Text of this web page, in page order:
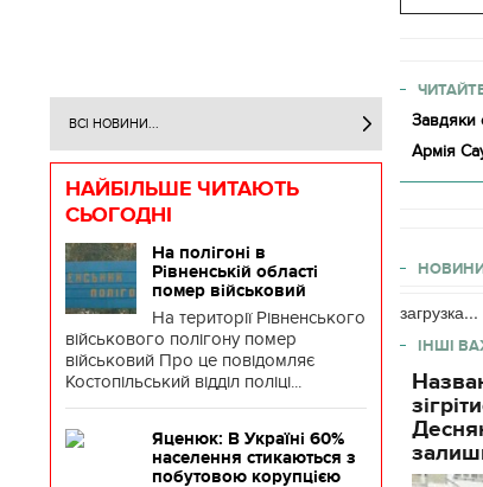
ВСІ НОВИНИ...
НАЙБІЛЬШЕ ЧИТАЮТЬ
СЬОГОДНІ
На полігоні в
Рівненській області
помер військовий
На території Рівненського
військового полігону помер
військовий Про це повідомляє
Костопільський відділ поліці...
Яценюк: В Україні 60%
населення стикаються з
побутовою корупцією
Завдяки
Армія
загрузка...
ІНШІ